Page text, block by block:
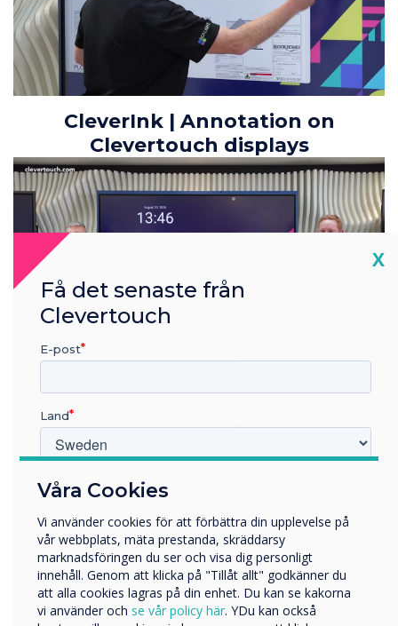
CleverInk | Annotation on
Clevertouch displays
Clevershare | Screen sharing with
Clevertouch interactive displays
Våra Cookies
Vi använder cookies för att förbättra din upplevelse på
vår webbplats, mäta prestanda, skräddarsy
marknadsföringen du ser och visa dig personligt
innehåll. Genom att klicka på "Tillåt allt" godkänner du
att alla cookies lagras på din enhet. Du kan se kakorna
vi använder och se vår policy här. YDu kan också
X
Få det senaste från
Clevertouch
E-post
Land
Vilken bransch arbetar du inom?
Företag
Övriga
Företagets namn